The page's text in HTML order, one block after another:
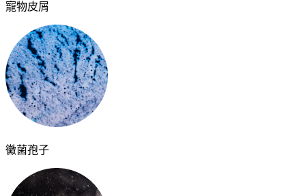
寵物皮屑
黴菌孢子